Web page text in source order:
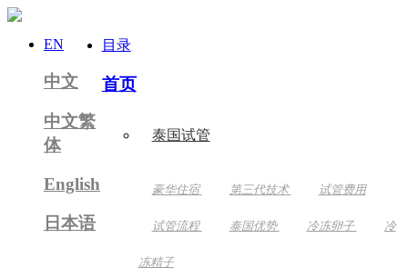
EN
中文
中文繁
体
English
日本语
目录
首页
泰国试管
豪华住宿 第三代技术 试管费用
试管流程 泰国优势 冷冻卵子 冷
冻精子